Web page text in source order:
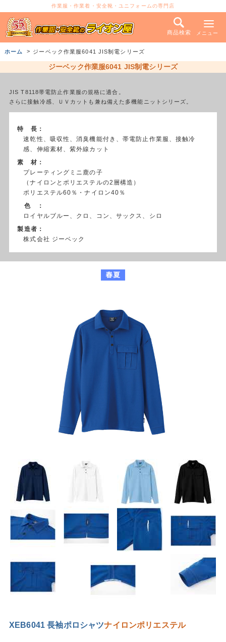
作業服・作業着・安全靴・ユニフォームの専門店
商品検索 メニュー
ホーム ジーベック作業服6041 JIS制電シリーズ
ジーベック作業服6041 JIS制電シリーズ
JIS T8118帯電防止作業服の規格に適合。
さらに接触冷感、ＵＶカットも兼ね備えた多機能ニットシリーズ。
特 長：
速乾性、吸収性、消臭機能付き、帯電防止作業服、接触冷
感、伸縮素材、紫外線カット
素 材：
プレーティングミニ鹿の子
（ナイロンとポリエステルの2層構造）
ポリエステル60％・ナイロン40％
色 ：
ロイヤルブルー、クロ、コン、サックス、シロ
製造者：
株式会社 ジーベック
XEB6041 長袖ポロシャツナイロンポリエステル